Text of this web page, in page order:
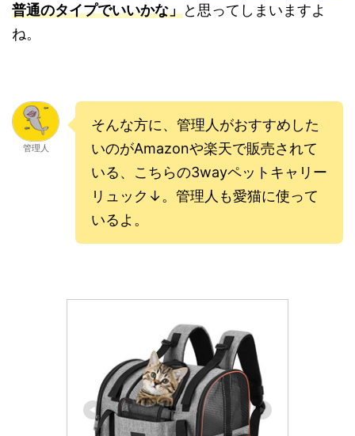
普通のタイプでいいかな」と思ってしまいますよ
ね。
管理人
そんな方に、管理人がおすすめした
いのがAmazonや楽天で販売されて
いる、こちらの3wayペットキャリー
リュック↓。管理人も愛猫に使って
いるよ。